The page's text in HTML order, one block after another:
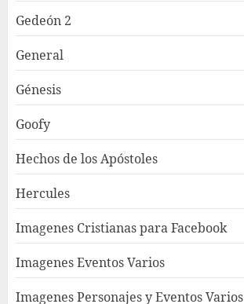
Gedeón 2
General
Génesis
Goofy
Hechos de los Apóstoles
Hercules
Imagenes Cristianas para Facebook
Imagenes Eventos Varios
Imagenes Personajes y Eventos Varios